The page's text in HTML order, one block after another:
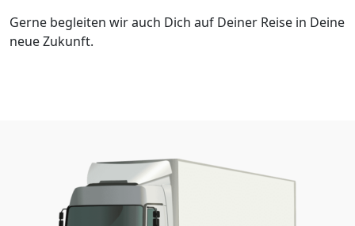
Gerne begleiten wir auch Dich auf Deiner Reise in Deine
neue Zukunft.